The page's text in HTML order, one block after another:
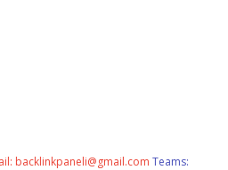
backlinkpaneli@gmail.com Teams: